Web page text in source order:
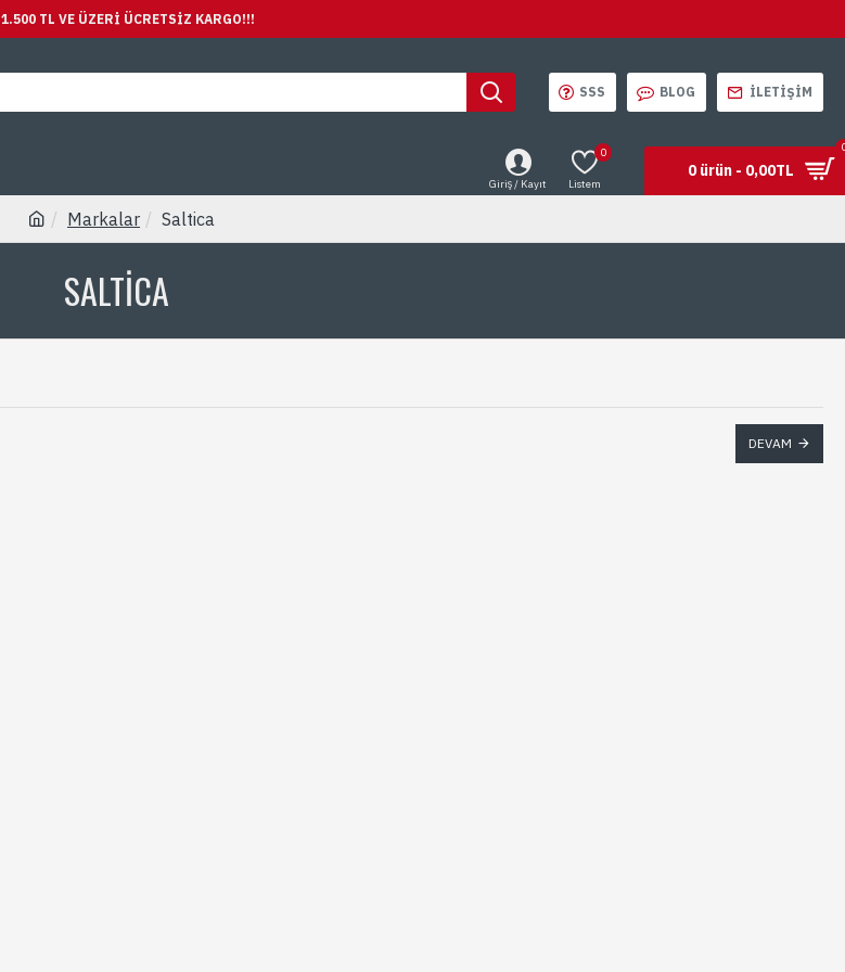
1.500 TL VE ÜZERI ÜCRETSİZ KARGO!!!
SSS BLOG İLETIŞIM
Giriş / Kayıt Listem
0
0 ürün - 0,00TL
Markalar Saltica
SALTICA
DEVAM